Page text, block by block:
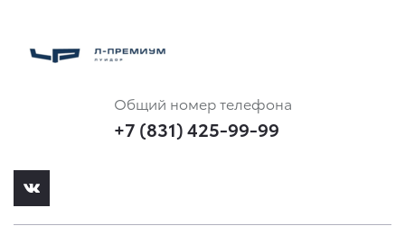
Общий номер телефона
+7 (831) 425-99-99